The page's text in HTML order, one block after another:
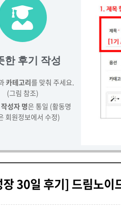
한 후기 작성
카테고리를 맞춰 주세요.
(그림 참조)
작성자 명은 통일 (활동명
회원정보에서 수정)
30일 후기] 드림노이